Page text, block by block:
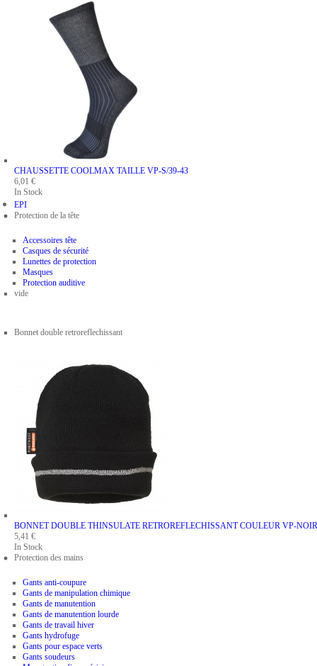
CHAUSSETTE COOLMAX TAILLE VP-S/39-43
6,01 €
In Stock
EPI
Protection de la tête
Accessoires tête
Casques de sécurité
Lunettes de protection
Masques
Protection auditive
vide
Bonnet double retroreflechissant
BONNET DOUBLE THINSULATE RETROREFLECHISSANTCOULEUR VP-NOIR
5,41 €
In Stock
Protection des mains
Gants anti-coupure
Gants de manipulation chimique
Gants de manutention
Gants de manutention lourde
Gants de travail hiver
Gants hydrofuge
Gants pour espace verts
Gants soudeurs